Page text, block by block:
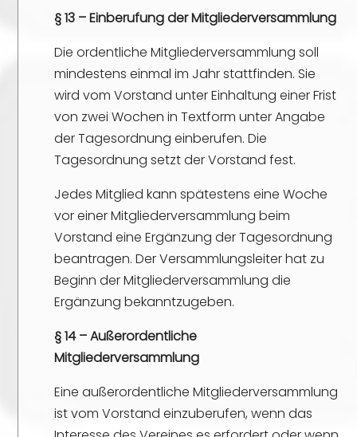
§ 13 – Einberufung der Mitgliederversammlung
Die ordentliche Mitgliederversammlung soll
mindestens einmal im Jahr stattfinden. Sie
wird vom Vorstand unter Einhaltung einer Frist
von zwei Wochen in Textform unter Angabe
der Tagesordnung einberufen. Die
Tagesordnung setzt der Vorstand fest.
Jedes Mitglied kann spätestens eine Woche
vor einer Mitgliederversammlung beim
Vorstand eine Ergänzung der Tagesordnung
beantragen. Der Versammlungsleiter hat zu
Beginn der Mitgliederversammlung die
Ergänzung bekanntzugeben.
§ 14 – Außerordentliche
Mitgliederversammlung
Eine außerordentliche Mitgliederversammlung
ist vom Vorstand einzuberufen, wenn das